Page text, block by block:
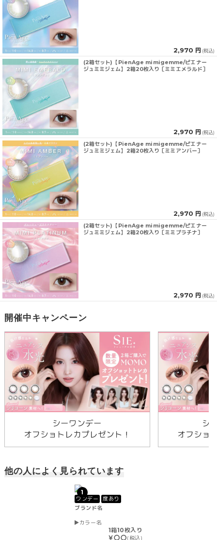
2,970 円 (税込)
(2箱セット)【PienAge mimigemme/ピエナー
ジュミミジェム】2箱20枚入り［ミミエメラルド］
2,970 円 (税込)
(2箱セット)【PienAge mimigemme/ピエナー
ジュミミジェム】2箱20枚入り［ミミアンバー］
2,970 円 (税込)
(2箱セット)【PienAge mimigemme/ピエナー
ジュミミジェム】2箱20枚入り［ミミプラチナ］
2,970 円 (税込)
開催中キャンペーン
シーワンデー
オフショトレカプレゼント！
シ
オフショ
他の人によく見られています
1
ワンデー
度あり
ブランド名
カラー名
1箱10枚入り
￥〇〇(税込)